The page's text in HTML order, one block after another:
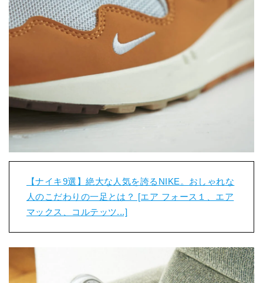
【ナイキ9選】絶大な人気を誇るNIKE。おしゃれな
人のこだわりの一足とは？ [エア フォース１、エア
マックス、コルテッツ...]